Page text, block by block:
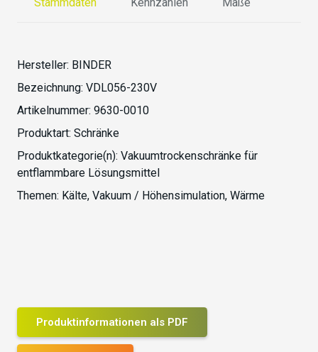
Hersteller: BINDER
Bezeichnung: VDL056-230V
Artikelnummer: 9630-0010
Produktart: Schränke
Produktkategorie(n): Vakuumtrockenschränke für
entflammbare Lösungsmittel
Themen: Kälte, Vakuum / Höhensimulation, Wärme
Produktinformationen als PDF